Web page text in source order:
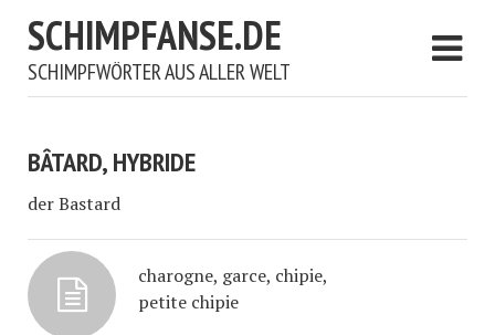
SCHIMPFANSE.DE
SCHIMPFWÖRTER AUS ALLER WELT
BÂTARD, HYBRIDE
der Bastard
charogne, garce, chipie,
petite chipie